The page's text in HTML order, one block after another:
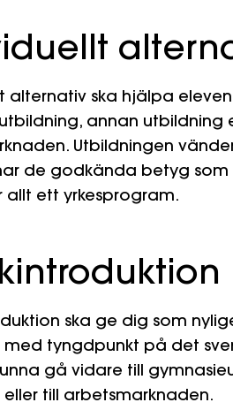
alternativ ska hjälpa
annan utbildning
Utbildningen
de godkända betyg som
allt ett yrkesprogram.
ska ge dig som
tyngdpunkt på det
gå vidare till
till arbetsmarknaden.